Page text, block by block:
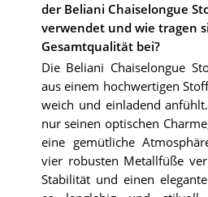
der Beliani Chaiselongue
verwendet und wie tragen
Gesamtqualität bei?
Die Beliani Chaiselongue
aus einem hochwertigen
weich und einladend
nur seinen optischen
eine gemütliche
vier robusten Metallfüße
Stabilität und einen